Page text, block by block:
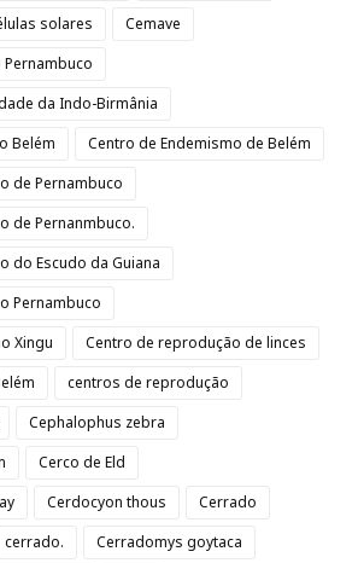
solares
Cemave
da Indo-Birmânia
Belém
Centro de Endemismo de Belém
de Pernambuco
de Pernanmbuco.
do Escudo da Guiana
Pernambuco
Xingu
Centro de reprodução de linces
centros de reprodução
Cephalophus zebra
Cerco de Eld
Cerdocyon thous
Cerrado
cerrado.
Cerradomys goytaca